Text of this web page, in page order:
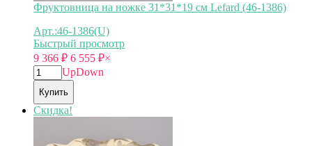
Фруктовница на ножке 31*31*19 см Lefard (46-1386)
Арт.:46-1386(U)
Быстрый просмотр
9 366 ₽ 6 555 ₽×
UpDown
Купить
Скидка!